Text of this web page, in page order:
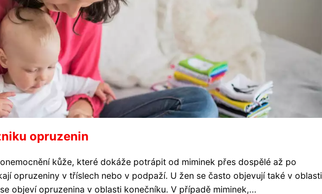
opruzenin
kůže, které dokáže potrápit od miminek přes dospělé až po
opruzeniny v tříslech nebo v podpaží. U žen se často objevují také v oblasti
objeví opruzenina v oblasti konečníku. V případě miminek,...